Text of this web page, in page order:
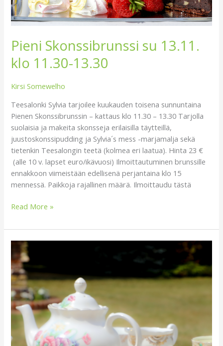
Pieni Skonssibrunssi su 13.11.
klo 11.30-13.30
Kirsi Somewelho
Teesalonki Sylvia tarjoilee kuukauden toisena sunnuntaina
Pienen Skonssibrunssin – kattaus klo 11.30 – 13.30 Tarjolla
suolaisia ja makeita skonsseja erilaisilla täytteillä,
juustoskonssipudding ja Sylvia´s mess -marjamalja sekä
tietenkin Teesalongin teetä (kolmea eri laatua). Hinta 23 €
(alle 10 v. lapset euro/ikävuosi) Ilmoittautuminen brunssille
ennakkoon viimeistään edellisenä perjantaina klo 15
mennessä. Paikkoja rajallinen määrä. Ilmoittaudu tästä
Read More »
Pieni
Skonssibrunssi
su
9.10.
klo
11.30-
13.30